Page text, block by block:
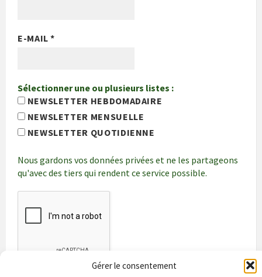
Gérer le consentement
E-MAIL*
Sélectionner une ou plusieurs listes :
NEWSLETTER HEBDOMADAIRE
NEWSLETTER MENSUELLE
NEWSLETTER QUOTIDIENNE
Nous gardons vos données privées et ne les partageons
qu'avec des tiers qui rendent ce service possible.